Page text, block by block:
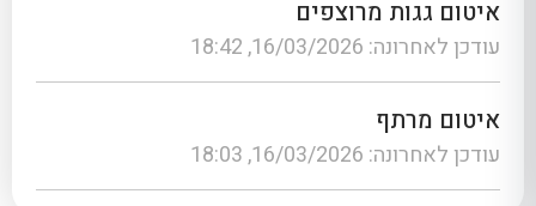
איטום גגות מרוצפים
עודכן לאחרונה: 16/03/2026, 18:42
איטום מרתף
עודכן לאחרונה: 16/03/2026, 18:03